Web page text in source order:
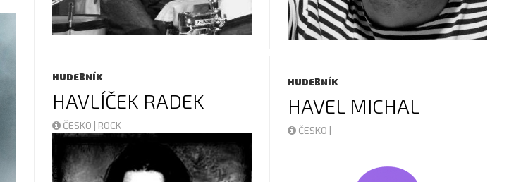
HUDEBNÍK
HAVLÍČEK RADEK
ČESKO | ROCK
HUDEBNÍK
HAVEL MICHAL
ČESKO |